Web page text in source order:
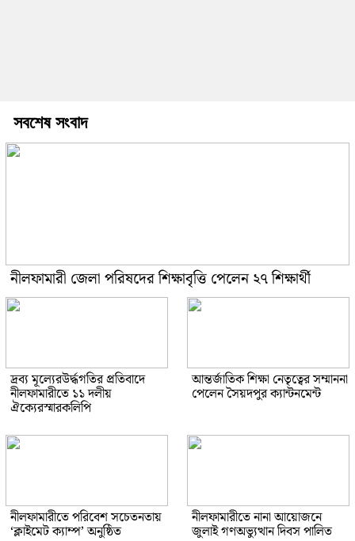
সবশেষ সংবাদ
নীলফামারী জেলা পরিষদের শিক্ষাবৃত্তি পেলেন ২৭ শিক্ষার্থী
দ্রব্য মূল্যেরউর্দ্ধগতির প্রতিবাদে
নীলফামারীতে ১১ দলীয়
ঐক্যেরস্মারকলিপি
আন্তর্জাতিক শিক্ষা নেতৃত্বের সম্মাননা
পেলেন সৈয়দপুর ক্যান্টনমেন্ট
নীলফামারীতে পরিবেশ সচেতনতায়
‘ক্লাইমেট ক্যাম্প’ অনুষ্ঠিত
নীলফামারীতে নানা আয়োজনে
জুলাই গণঅভ্যুত্থান দিবস পালিত